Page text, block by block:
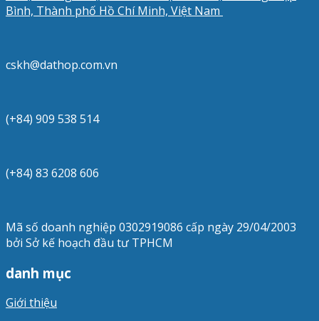
Bình, Thành phố Hồ Chí Minh, Việt Nam
cskh@dathop.com.vn
(+84) 909 538 514
(+84) 83 6208 606
Mã số doanh nghiệp 0302919086 cấp ngày 29/04/2003
bởi Sở kế hoạch đầu tư TPHCM
danh mục
Giới thiệu